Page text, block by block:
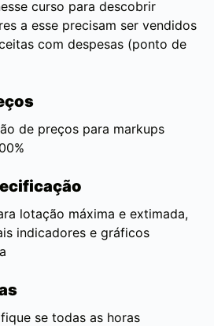
curso para descobrir
a esse precisam ser vendidos
com despesas (ponto de
de preços para markups
lotação máxima e extimada,
indicadores e gráficos
se todas as horas